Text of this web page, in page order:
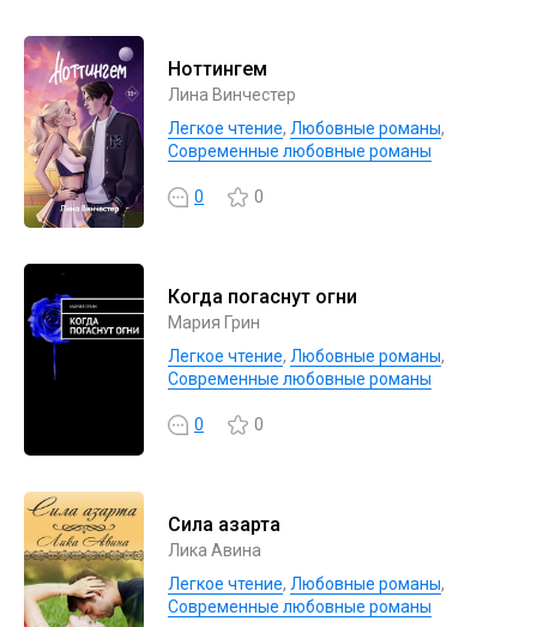
Ноттингем
Лина Винчестер
Легкое чтение, Любовные романы,
Современные любовные романы
0 0
Когда погаснут огни
Мария Грин
Легкое чтение, Любовные романы,
Современные любовные романы
0 0
Сила азарта
Лика Авина
Легкое чтение, Любовные романы,
Современные любовные романы